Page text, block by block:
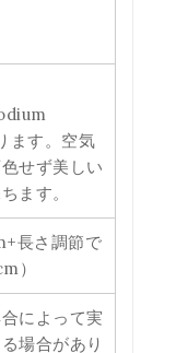
ます。空気
せず美しい
ます。
長さ調節で
）
によって実
場合があり